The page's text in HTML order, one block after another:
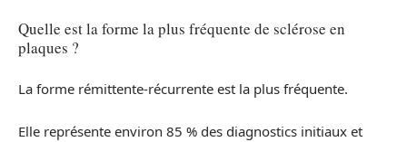
Quelle est la forme la plus fréquente de sclérose en
plaques ?
La forme rémittente-récurrente est la plus fréquente.
Elle représente environ 85 % des diagnostics initiaux et